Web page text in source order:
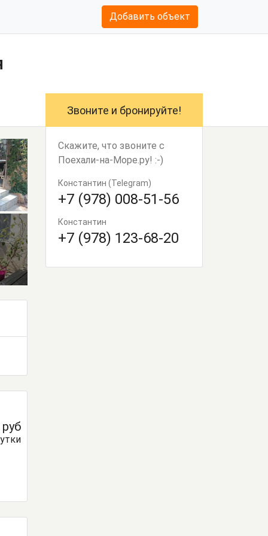
Добавить объект
руб
Звоните и бронируйте!
Скажите, что звоните с
Поехали-на-Море.ру! :-)
Константин (Telegram)
+7 (978) 008-51-56
Константин
+7 (978) 123-68-20